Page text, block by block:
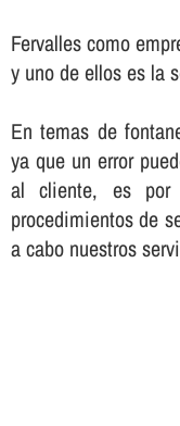
Fervalles como
y uno de ellos es la
En temas de
ya que un error
al cliente, es por
procedimientos de
a cabo nuestros